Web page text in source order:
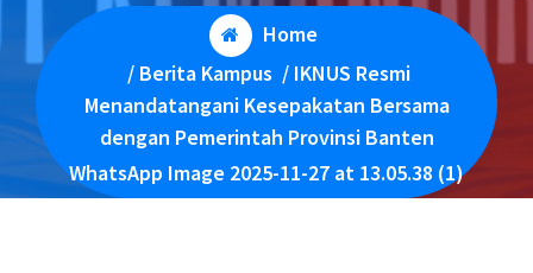
Home
/ Berita Kampus / IKNUS Resmi
Menandatangani Kesepakatan Bersama
dengan Pemerintah Provinsi Banten
WhatsApp Image 2025-11-27 at 13.05.38 (1)